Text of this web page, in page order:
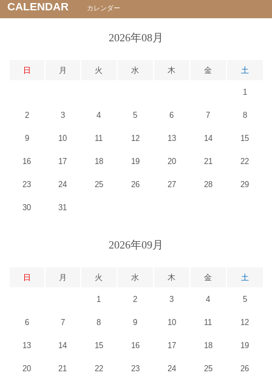
CALENDAR カレンダー
2026年08月
日 月 火 水 木 金 土
1
2 3 4 5 6 7 8
9 10 11 12 13 14 15
16 17 18 19 20 21 22
23 24 25 26 27 28 29
30 31
2026年09月
日 月 火 水 木 金 土
1 2 3 4 5
6 7 8 9 10 11 12
13 14 15 16 17 18 19
20 21 22 23 24 25 26